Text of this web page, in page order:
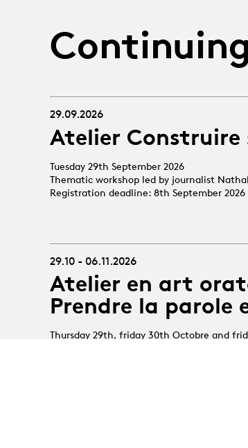
29.09.2026
Atelier Construire
Tuesday 29th September 2026
Thematic workshop led by journalist
Registration deadline: 8th September 2026
29.10 - 06.11.2026
Atelier en art
Prendre la parole
Thursday 29th, friday 30th Octobre and